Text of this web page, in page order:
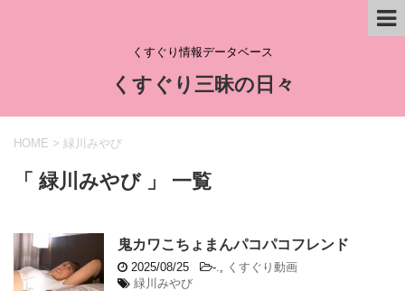
くすぐり情報データベース
くすぐり三昧の日々
HOME > 緑川みやび
「 緑川みやび 」 一覧
鬼カワこちょまんパコパコフレンド
2025/08/25 -
くすぐり動画
緑川みやび